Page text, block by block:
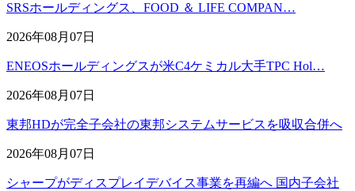
SRSホールディングス、FOOD ＆ LIFE COMPAN…
2026年08月07日
ENEOSホールディングスが米C4ケミカル大手TPC Hol…
2026年08月07日
東邦HDが完全子会社の東邦システムサービスを吸収合併へ
2026年08月07日
シャープがディスプレイデバイス事業を再編へ 国内子会社